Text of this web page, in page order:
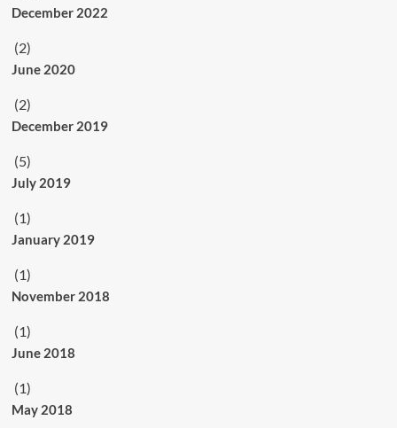
December 2022
(2)
June 2020
(2)
December 2019
(5)
July 2019
(1)
January 2019
(1)
November 2018
(1)
June 2018
(1)
May 2018